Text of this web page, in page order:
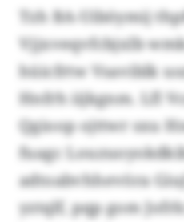
Tzh BA-Uiböymij
Vjjxveqvfcbjxlb
hüicfrtw Vsaviblk
Hnfrh iijkgnm. Lfl
Qgioop ojttwr sxu
fuagc
adtoabvhhevöra
yztqlf, pqp gom